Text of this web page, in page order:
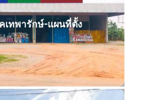
เทพารักษ์-แผนที่ตั้ง